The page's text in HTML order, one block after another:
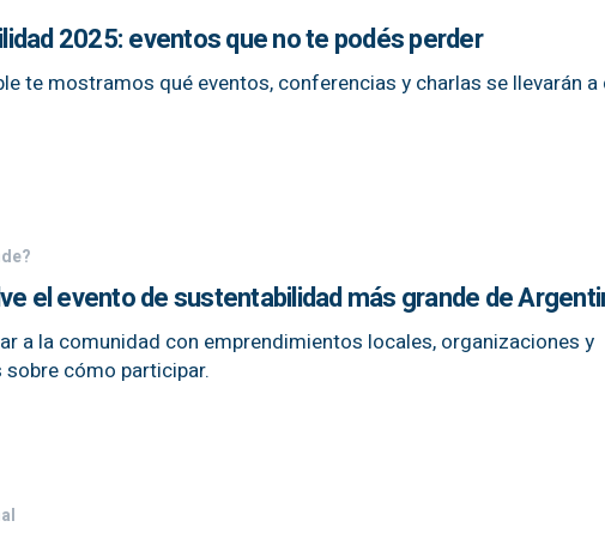
2025: eventos que no te podés perder
te mostramos qué eventos, conferencias y charlas se llevarán a
el evento de sustentabilidad más grande de
a la comunidad con emprendimientos locales, organizaciones y
cómo participar.